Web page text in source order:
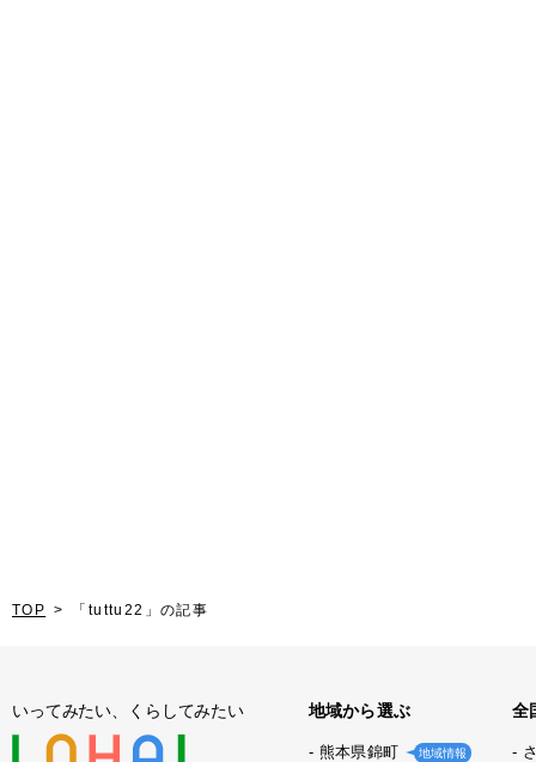
TOP 「tuttu22」の記事
いってみたい、くらしてみたい 地域から選ぶ
熊本県錦町 地域情報
全